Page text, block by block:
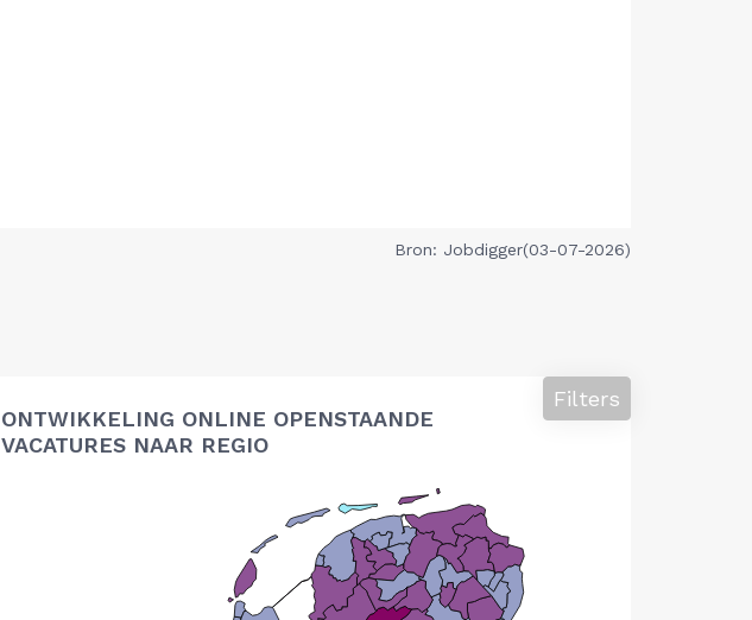
Bron: Jobdigger(03-07-2026)
ONTWIKKELING ONLINE OPENSTAANDE
VACATURES NAAR REGIO
Filters